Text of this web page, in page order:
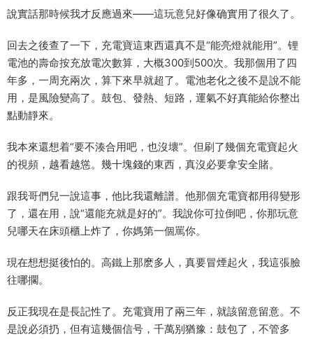
說實話那時候我才反應過來——這玩意兒好像确實用了很久了。
回去之後查了一下，充電寶這東西還真不是“能亮燈就能用”。锂
電池的壽命按充放電次數算，大概300到500次。我那個用了四
年多，一周充兩次，算下來早就超了。電池老化之後不是說不能
用，是風險變高了。鼓包、發熱、短路，運氣不好真能給你整出
點動靜來。
我本來還想着“要不湊合用吧，也沒壞”。但刷了幾個充電寶起火
的視頻，越看越慫。幾十塊錢的東西，真沒必要拿安全賭。
跟我哥們兒一說這事，他比我還離譜。他那個充電寶都用得變形
了，還在用，說“還能充就是好的”。我說你可拉倒吧，你那玩意
兒哪天在床頭櫃上炸了，你媽第一個罵你。
現在想想挺後怕的。高鐵上那麽多人，真要冒煙起火，我這張臉
往哪擱。
反正我現在是長記性了。充電寶用了兩三年，就該留意留意。不
是說必須扔，但有這幾個信号，千萬别猶豫：鼓包了，不管多